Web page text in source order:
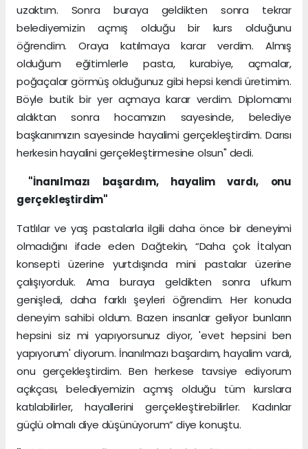
uzaktım. Sonra buraya geldikten sonra tekrar
belediyemizin açmış olduğu bir kurs olduğunu
öğrendim. Oraya katılmaya karar verdim. Almış
olduğum eğitimlerle pasta, kurabiye, açmalar,
poğaçalar görmüş olduğunuz gibi hepsi kendi üretimim.
Böyle butik bir yer açmaya karar verdim. Diplomamı
aldıktan sonra hocamızın sayesinde, belediye
başkanımızın sayesinde hayalimi gerçekleştirdim. Darısı
herkesin hayalini gerçekleştirmesine olsun" dedi.
"İnanılmazı başardım, hayalim vardı, onu
gerçekleştirdim"
Tatlılar ve yaş pastalarla ilgili daha önce bir deneyimi
olmadığını ifade eden Dağtekin, “Daha çok İtalyan
konsepti üzerine yurtdışında mini pastalar üzerine
çalışıyorduk. Ama buraya geldikten sonra ufkum
genişledi, daha farklı şeyleri öğrendim. Her konuda
deneyim sahibi oldum. Bazen insanlar geliyor bunların
hepsini siz mi yapıyorsunuz diyor, 'evet hepsini ben
yapıyorum' diyorum. İnanılmazı başardım, hayalim vardı,
onu gerçekleştirdim. Ben herkese tavsiye ediyorum
açıkçası, belediyemizin açmış olduğu tüm kurslara
katılabilirler, hayallerini gerçekleştirebilirler. Kadınlar
güçlü olmalı diye düşünüyorum” diye konuştu.